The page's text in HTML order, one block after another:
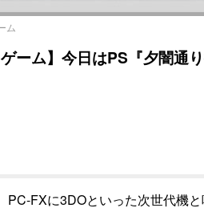
ム
ーム】今日はPS『夕闇通
PC-FXに3DOといった次世代機